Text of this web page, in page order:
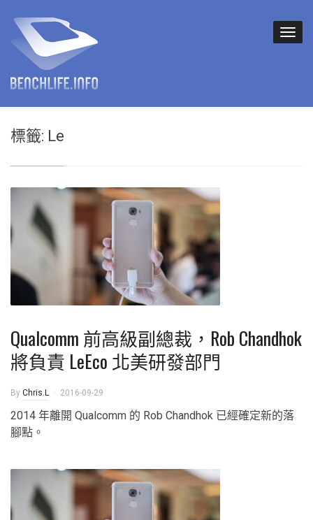
標籤: Le
Qualcomm 前高級副總裁，Rob Chandhok
將負責 LeEco 北美研發部門
By Chris.L 2016-09-29
2014 年離開 Qualcomm 的 Rob Chandhok 已經確定新的落
腳點。